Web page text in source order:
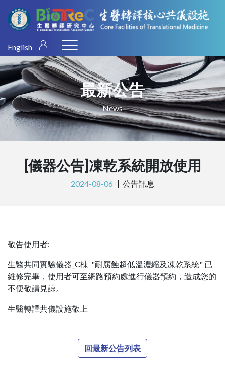
English
最新公告
News
[儀器公告]凍乾系統開放使用
2024-08-06 丨 公告訊息
敬告使用者:
生醫共同實驗儀器_C棟 "耐腐蝕超低溫濃縮及凍乾系統" 已
維修完畢，使用者可至網路預約處進行儀器預約，造成您的
不便敬請見諒。
生醫轉譯共儀設施敬上
回最新公告列表